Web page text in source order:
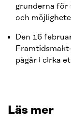
grunderna
och
Den 16
pågår i cirka
Läs mer